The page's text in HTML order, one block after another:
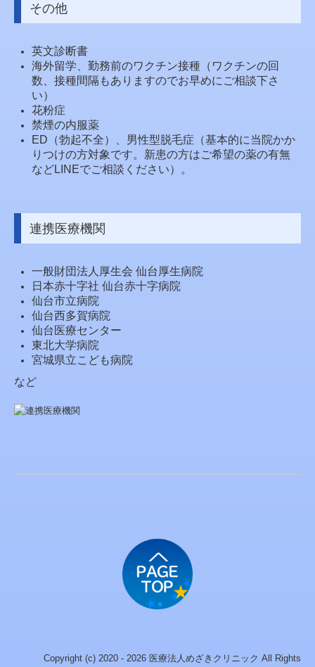
その他
英文診断書
海外留学、勤務前のワクチン接種（ワクチンの回
数、接種間隔もありますのでお早めにご相談下さ
い）
花粉症
禁煙の内服薬
ED（勃起不全）、男性型脱毛症（基本的に当院かか
りつけの方対象です。新患の方はご希望の薬の有無
などLINEでご相談ください）。
連携医療機関
一般財団法人厚生会 仙台厚生病院
日本赤十字社 仙台赤十字病院
仙台市立病院
仙台西多賀病院
仙台医療センター
東北大学病院
宮城県立こども病院
など
Copyright (c) 2020 - 2026 医療法人めざきクリニック All Rights